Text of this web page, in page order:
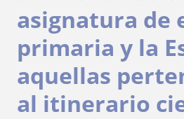
asignatura de
primaria y la
aquellas
al itinerario